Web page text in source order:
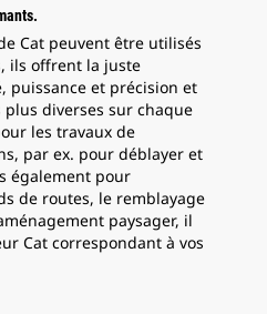
Cat peuvent être utilisés
ils offrent la juste
puissance et précision et
diverses sur chaque
les travaux de
par ex. pour déblayer et
également pour
de routes, le remblayage
paysager, il
Cat correspondant à vos